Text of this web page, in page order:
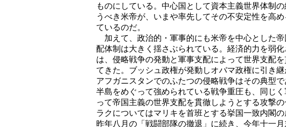
ものにしている。中心国として資本主義世界体制
うべき米帝が、いまや率先してその不安定性を高
ているのだ。
加えて、政治的・軍事的にも米帝を中心とした帝
配体制は大きく揺さぶられている。経済的力を弱
は、侵略戦争の発動と軍事支配によって世界支配
てきた。ブッシュ政権が発動しオバマ政権に引き継
アフガニスタンでのふたつの侵略戦争はその典型
半島をめぐって強められている戦争重圧も、同じ
って帝国主義の世界支配を貫徹しようとする攻撃
ラクについてはマリキを首班とする挙国一致内閣の
昨年八月の「戦闘部隊の撤退」に続き、今年十一